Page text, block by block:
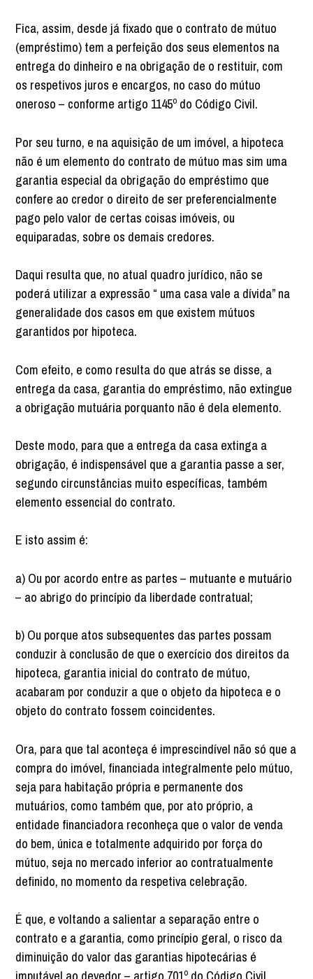
Fica, assim, desde já fixado que o contrato de mútuo
(empréstimo) tem a perfeição dos seus elementos na
entrega do dinheiro e na obrigação de o restituir, com
os respetivos juros e encargos, no caso do mútuo
oneroso – conforme artigo 1145º do Código Civil.
Por seu turno, e na aquisição de um imóvel, a hipoteca
não é um elemento do contrato de mútuo mas sim uma
garantia especial da obrigação do empréstimo que
confere ao credor o direito de ser preferencialmente
pago pelo valor de certas coisas imóveis, ou
equiparadas, sobre os demais credores.
Daqui resulta que, no atual quadro jurídico, não se
poderá utilizar a expressão “ uma casa vale a dívida” na
generalidade dos casos em que existem mútuos
garantidos por hipoteca.
Com efeito, e como resulta do que atrás se disse, a
entrega da casa, garantia do empréstimo, não extingue
a obrigação mutuária porquanto não é dela elemento.
Deste modo, para que a entrega da casa extinga a
obrigação, é indispensável que a garantia passe a ser,
segundo circunstâncias muito específicas, também
elemento essencial do contrato.
E isto assim é:
a) Ou por acordo entre as partes – mutuante e mutuário
– ao abrigo do princípio da liberdade contratual;
b) Ou porque atos subsequentes das partes possam
conduzir à conclusão de que o exercício dos direitos da
hipoteca, garantia inicial do contrato de mútuo,
acabaram por conduzir a que o objeto da hipoteca e o
objeto do contrato fossem coincidentes.
Ora, para que tal aconteça é imprescindível não só que a
compra do imóvel, financiada integralmente pelo mútuo,
seja para habitação própria e permanente dos
mutuários, como também que, por ato próprio, a
entidade financiadora reconheça que o valor de venda
do bem, única e totalmente adquirido por força do
mútuo, seja no mercado inferior ao contratualmente
definido, no momento da respetiva celebração.
É que, e voltando a salientar a separação entre o
contrato e a garantia, como princípio geral, o risco da
diminuição do valor das garantias hipotecárias é